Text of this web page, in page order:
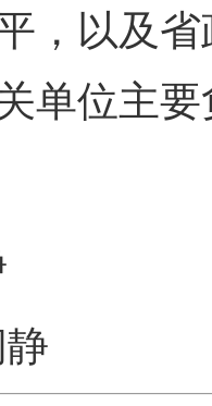
，以及
单位主